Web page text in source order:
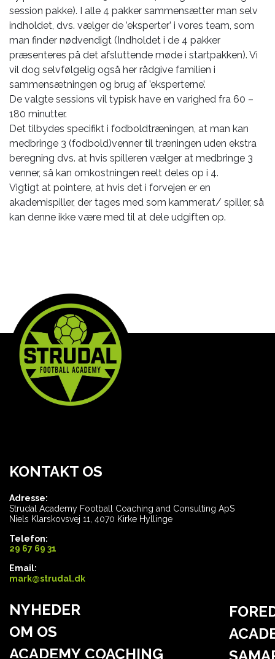
session pakke). I alle 4 pakker sammensætter man selv
indholdet, dvs. vælger de ’eksperter’ i vores team, som
man finder nødvendigt (Indholdet i de 4 pakker
præsenteres på det afsluttende møde i startpakken). Vi
vil dog selvfølgelig også her rådgive familien i
sammensætningen og brug af ’eksperterne’.
De valgte sessions vil typisk have en varighed fra 60 –
180 minutter.
Det tilbydes specifikt i fodboldtræningen, at man kan
medbringe 3 (fodbold)venner til træningen uden ekstra
beregning dvs. at hvis spilleren vælger at medbringe 3
venner, så kan omkostningen reelt deles op i 4.
Vigtigt at pointere, at hvis det i forvejen er en
akademispiller, der tages med som kammerat/ spiller, så
kan denne ikke være med til at dele udgiften op.
KONTAKT OS
Adresse:
Strudal Academy Football Coaching and Consulting ApS
Niels Klarskovsvej 11, 4070 Kirke Hyllinge
Telefon:
29 67 69 31
Email:
mark@strudal.dk
NYHEDER
OM OS
ACADEMY COACHING